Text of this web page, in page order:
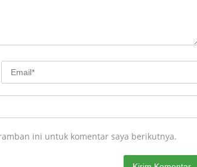
ini untuk komentar saya berikutnya.